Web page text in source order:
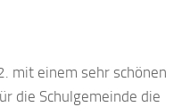
mit einem sehr schönen
die Schulgemeinde die